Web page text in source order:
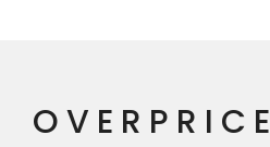
OVERPRICE